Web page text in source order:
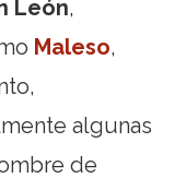
León,
Maleso,
algunas
de